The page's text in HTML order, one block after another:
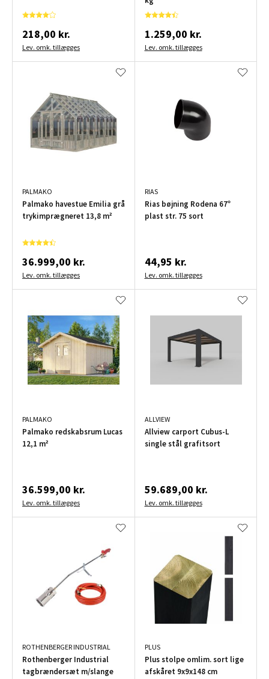
218,00 kr.
Lev. omk. tillægges
1.259,00 kr.
Lev. omk. tillægges
PALMAKO
Palmako havestue Emilia grå
trykimprægneret 13,8 m²
36.999,00 kr.
Lev. omk. tillægges
RIAS
Rias bøjning Rodena 67°
plast str. 75 sort
44,95 kr.
Lev. omk. tillægges
PALMAKO
Palmako redskabsrum Lucas
12,1 m²
36.599,00 kr.
Lev. omk. tillægges
ALLVIEW
Allview carport Cubus-L
single stål grafitsort
59.689,00 kr.
Lev. omk. tillægges
ROTHENBERGER INDUSTRIAL
Rothenberger Industrial
tagbrændersæt m/slange
PLUS
Plus stolpe omlim. sort lige
afskåret 9x9x148 cm